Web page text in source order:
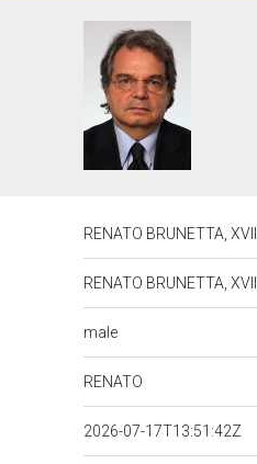
RENATO BRUNETTA,
RENATO BRUNETTA,
male
RENATO
2026-07-17T13:51:42Z